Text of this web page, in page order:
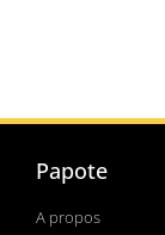
Papote
A propos